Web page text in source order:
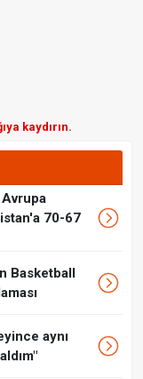
kaydırın.
Avrupa
70-67
Basketball
aynı